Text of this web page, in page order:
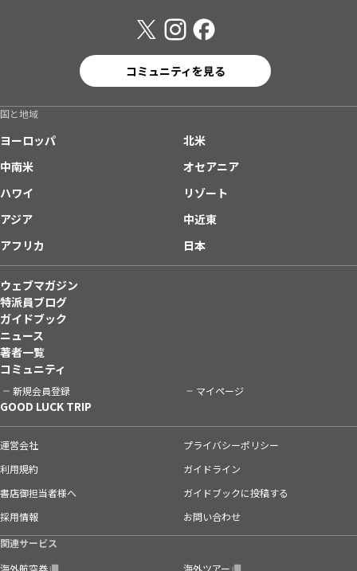
コミュニティを見る
国と地域
ヨーロッパ
北米
中南米
オセアニア
ハワイ
リゾート
アジア
中近東
アフリカ
日本
ウェブマガジン
特派員ブログ
ガイドブック
ニュース
著者一覧
コミュニティ
新規会員登録 マイページ
GOOD LUCK TRIP
運営会社
プライバシーポリシー
利用規約
ガイドライン
書店御担当者様へ
ガイドブックに投稿する
採用情報
お問い合わせ
関連サービス
海外航空券
海外ツアー